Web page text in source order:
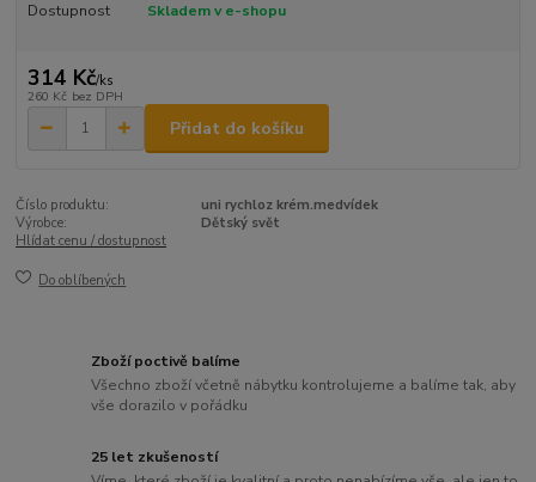
Dostupnost Skladem v e-shopu
314 Kč/ks
260 Kč bez DPH
Přidat do košíku
Číslo produktu:
uni rychloz krém.medvídek
Výrobce:
Dětský svět
Hlídat cenu / dostupnost
Do oblíbených
Zboží poctivě balíme
Všechno zboží včetně nábytku kontrolujeme a balíme tak, aby
vše dorazilo v pořádku
25 let zkušeností